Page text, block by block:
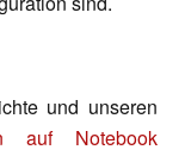
und unseren
auf Notebook